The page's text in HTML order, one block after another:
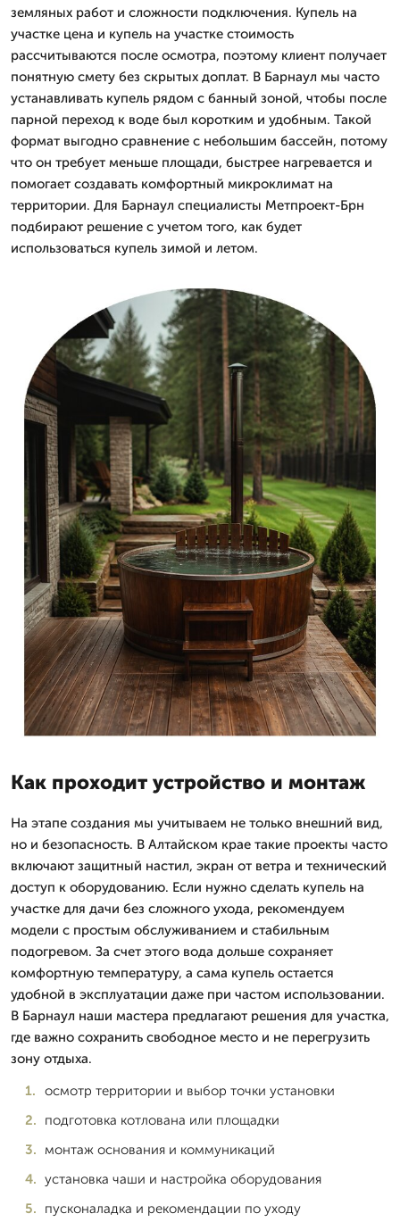
земляных работ и сложности подключения. Купель на
участке цена и купель на участке стоимость
рассчитываются после осмотра, поэтому клиент получает
понятную смету без скрытых доплат. В Барнаул мы часто
устанавливать купель рядом с банный зоной, чтобы после
парной переход к воде был коротким и удобным. Такой
формат выгодно сравнение с небольшим бассейн, потому
что он требует меньше площади, быстрее нагревается и
помогает создавать комфортный микроклимат на
территории. Для Барнаул специалисты Метпроект-Брн
подбирают решение с учетом того, как будет
использоваться купель зимой и летом.
Как проходит устройство и монтаж
На этапе создания мы учитываем не только внешний вид,
но и безопасность. В Алтайском крае такие проекты часто
включают защитный настил, экран от ветра и технический
доступ к оборудованию. Если нужно сделать купель на
участке для дачи без сложного ухода, рекомендуем
модели с простым обслуживанием и стабильным
подогревом. За счет этого вода дольше сохраняет
комфортную температуру, а сама купель остается
удобной в эксплуатации даже при частом использовании.
В Барнаул наши мастера предлагают решения для участка,
где важно сохранить свободное место и не перегрузить
зону отдыха.
осмотр территории и выбор точки установки
подготовка котлована или площадки
монтаж основания и коммуникаций
установка чаши и настройка оборудования
пусконаладка и рекомендации по уходу